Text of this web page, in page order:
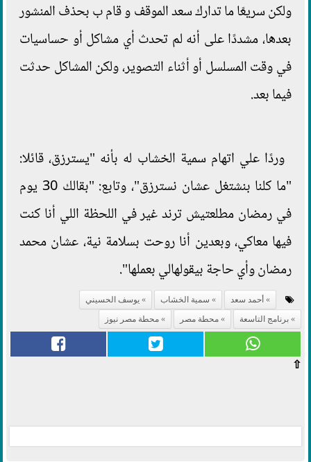
ولكن سريعًا ما تدارك سعد الموقف و قام ب بحذف المنشور
بعدها، مشددًا على أنه لم تحدث أي مشاكل أو حساسيات
في وقت المسلسل أو أثناء التصوير، ولكن المشاكل حدثت
فيما بعد.
وردًا علي اتهام سمية الخشاب له بأنه "يسترزق، قائلا:
"ما كلنا بنشتغل عشان نسترزق"، وتابع: "بقالك 30 يوم
في رمضان مطلعتيش ترند غير في اللحظة اللي أنا كنت
فيها معاكي، وبعدين أنا روحت بسلامة نية، عشان محمد
رمضان وأي حاجة بيقولهالي بعملها".
أحمد سعد سمية الخشاب
يوسف الحسيني
برنامج التاسعة
محطة مصر محطة مصر نيوز
⇧